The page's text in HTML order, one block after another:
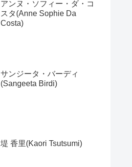
アンヌ・ソフィー・ダ・コ
スタ(Anne Sophie Da
Costa)
サンジータ・バーディ
(Sangeeta Birdi)
堤 香里(Kaori Tsutsumi)